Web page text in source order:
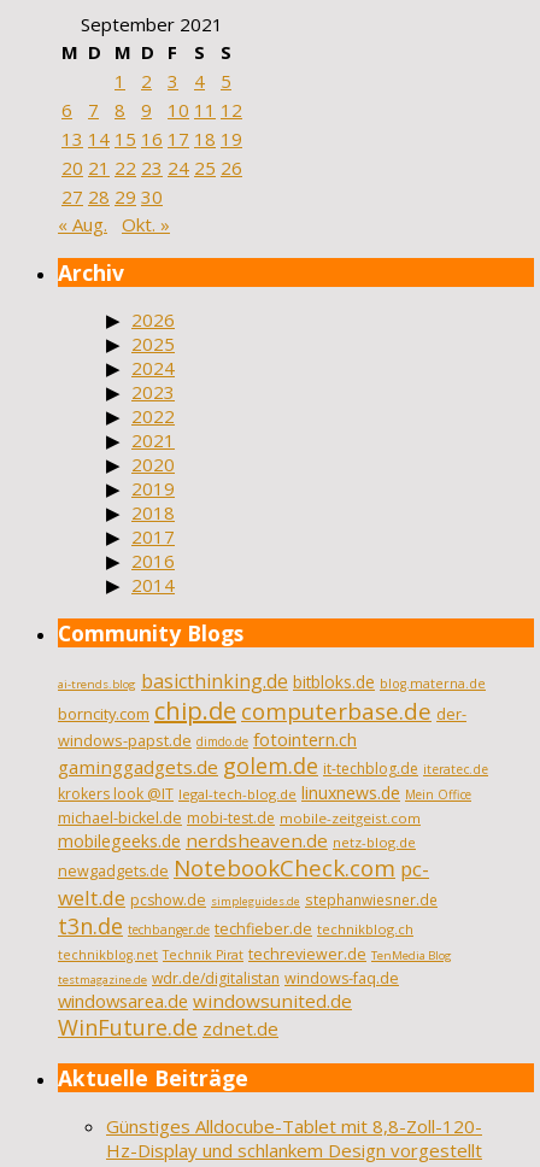
September 2021
M D M D F S
S
1
2 3 4
5
6
7 8 9 10 11 12
13 14 15 16 17 18 19
20 21 22 23 24 25 26
27 28 29 30
« Aug.
Okt. »
Archiv
2026
2025
2024
2023
2022
2021
2020
2019
2018
2017
2016
2014
Community Blogs
ai-trends.blog basicthinking.de bitbloks.de blog.materna.de
borncity.com chip.de computerbase.de der-
windows-papst.de dimdo.de fotointern.ch
gaminggadgets.de golem.de it-techblog.de iteratec.de
krokers look @IT legal-tech-blog.de linuxnews.de Mein Office
michael-bickel.de mobi-test.de mobile-zeitgeist.com
mobilegeeks.de nerdsheaven.de netz-blog.de
newgadgets.de NotebookCheck.com pc-
welt.de pcshow.de simpleguides.de stephanwiesner.de
t3n.de techbanger.de techfieber.de technikblog.ch
technikblog.net Technik Pirat techreviewer.de TenMedia Blog
testmagazine.de wdr.de/digitalistan windows-faq.de
windowsarea.de windowsunited.de
WinFuture.de zdnet.de
Aktuelle Beiträge
Günstiges Alldocube-Tablet mit 8,8-Zoll-120-
Hz-Display und schlankem Design vorgestellt